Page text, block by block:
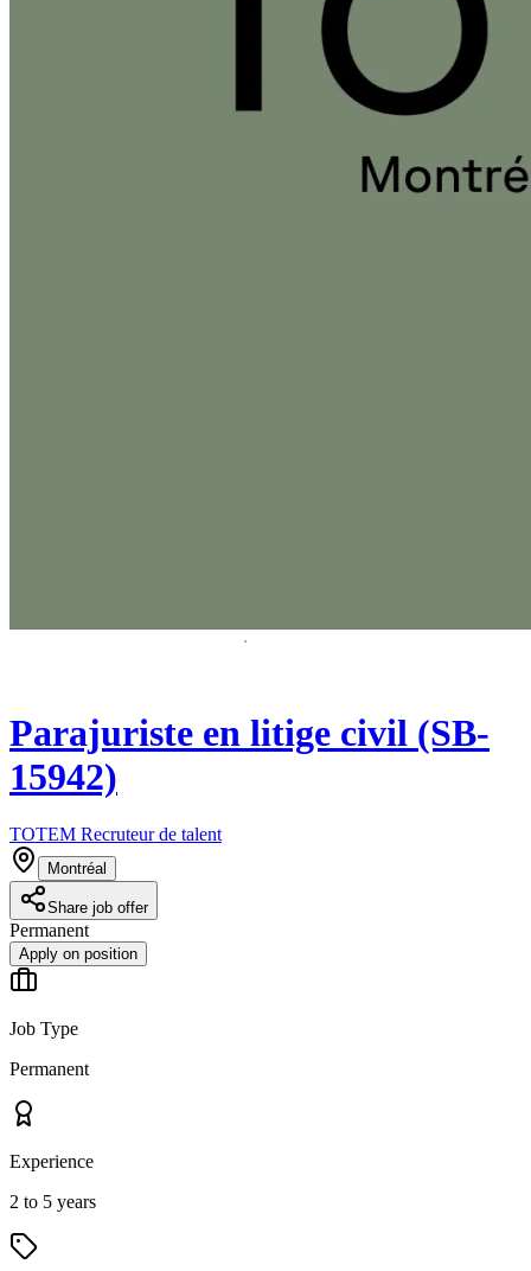
Parajuriste en litige civil (SB-
15942)
TOTEM Recruteur de talent
Montréal
Share job offer
Permanent
Apply on position
Job Type
Permanent
Experience
2 to 5 years